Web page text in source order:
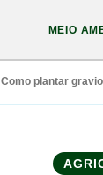
MEIO
Como plantar